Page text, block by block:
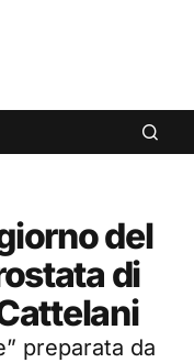
del
di
preparata da